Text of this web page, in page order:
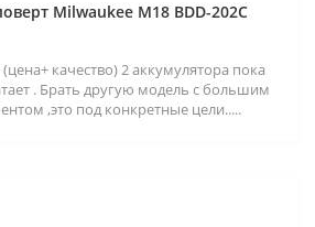
Milwaukee M18 BDD-202C
качество) 2 аккумулятора пока
. Брать другую модель с большим
,это под конкретные цели.....